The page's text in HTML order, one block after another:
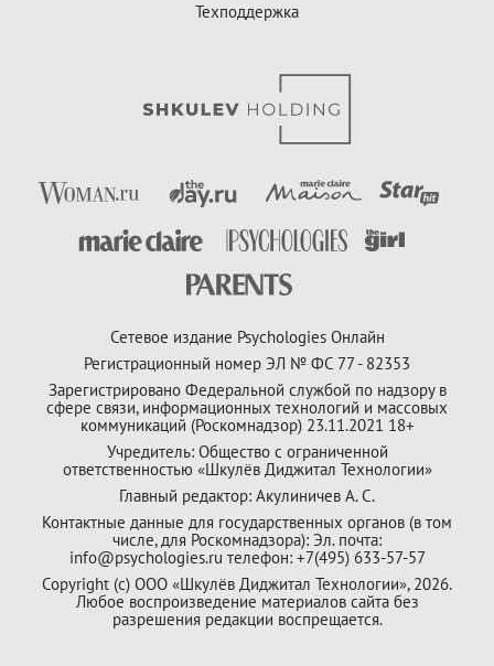
Техподдержка
Сетевое издание Psychologies Онлайн
Регистрационный номер ЭЛ № ФС 77 - 82353
Зарегистрировано Федеральной службой по надзору в
сфере связи, информационных технологий и массовых
коммуникаций (Роскомнадзор) 23.11.2021 18+
Учредитель: Общество с ограниченной
ответственностью «Шкулёв Диджитал Технологии»
Главный редактор: Акулиничев А. С.
Контактные данные для государственных органов (в том
числе, для Роскомнадзора): Эл. почта:
info@psychologies.ru телефон: +7(495) 633-57-57
Copyright (с) ООО «Шкулёв Диджитал Технологии», 2026.
Любое воспроизведение материалов сайта без
разрешения редакции воспрещается.